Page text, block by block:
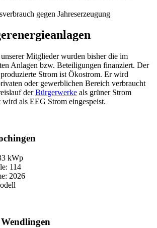
gegen Jahreserzeugung
Mitglieder wurden bisher die im
Anlagen bzw. Beteiligungen finanziert. Der
Strom ist Ökostrom. Er wird
oder gewerblichen Bereich verbraucht
derBürgerwerke als grüner Strom
wird als EEG Strom eingespeist.
kWp
114
2026